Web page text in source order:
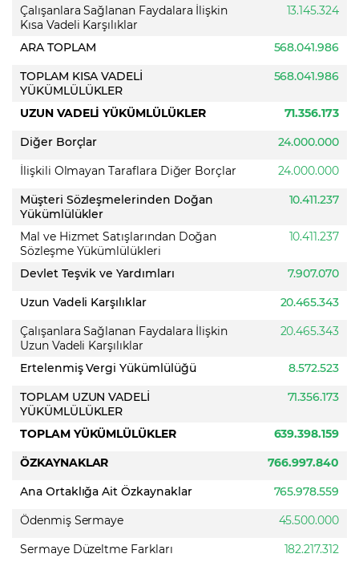
Çalışanlara Sağlanan Faydalara İlişkin
Kısa Vadeli Karşılıklar
13.145.324
ARA TOPLAM
568.041.986
TOPLAM KISA VADELİ
YÜKÜMLÜLÜKLER
568.041.986
UZUN VADELİ YÜKÜMLÜLÜKLER
71.356.173
Diğer Borçlar
24.000.000
İlişkili Olmayan Taraflara Diğer Borçlar
24.000.000
Müşteri Sözleşmelerinden Doğan
Yükümlülükler
10.411.237
Mal ve Hizmet Satışlarından Doğan
Sözleşme Yükümlülükleri
10.411.237
Devlet Teşvik ve Yardımları
7.907.070
Uzun Vadeli Karşılıklar
20.465.343
Çalışanlara Sağlanan Faydalara İlişkin
Uzun Vadeli Karşılıklar
20.465.343
Ertelenmiş Vergi Yükümlülüğü
8.572.523
TOPLAM UZUN VADELİ
YÜKÜMLÜLÜKLER
71.356.173
TOPLAM YÜKÜMLÜLÜKLER
639.398.159
ÖZKAYNAKLAR
766.997.840
Ana Ortaklığa Ait Özkaynaklar
765.978.559
Ödenmiş Sermaye
45.500.000
Sermaye Düzeltme Farkları
182.217.312